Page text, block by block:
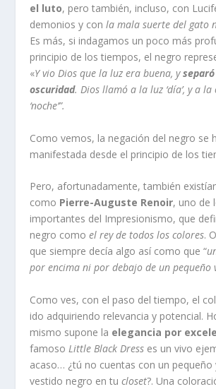
el luto, pero también, incluso, con
demonios y conla mala suerte del gato
Es más, si indagamos un poco más
principio de los tiempos, el negro
«Y vio Dios que la luz era buena, y
oscuridad. Dios llamó a la luz ‘día’, y a
‘noche’”.
Como vemos, la negación del negro se
manifestada desde el principio de los
Pero, afortunadamente, también
como Pierre-Auguste Renoir, uno de
importantes del Impresionismo, que
negro comoel rey de todos los colores.
que siempre decía algo así como que “
por encima ni por debajo de un pequeño
Como ves, con el paso del tiempo, el
ido adquiriendo relevancia y potencial.
mismo supone la elegancia por
famoso Little Black Dress es un vivo
acaso… ¿tú no cuentas con un pequeño
vestido negro en tucloset?. Una